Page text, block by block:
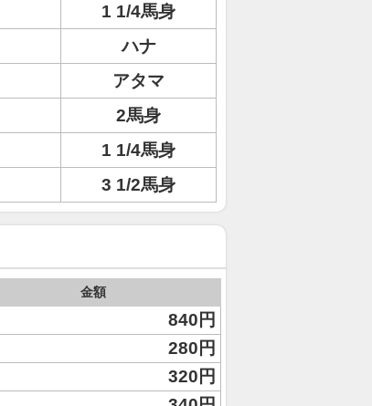
1 1/4馬身
ハナ
アタマ
2馬身
1 1/4馬身
3 1/2馬身
金額
840円
280円
320円